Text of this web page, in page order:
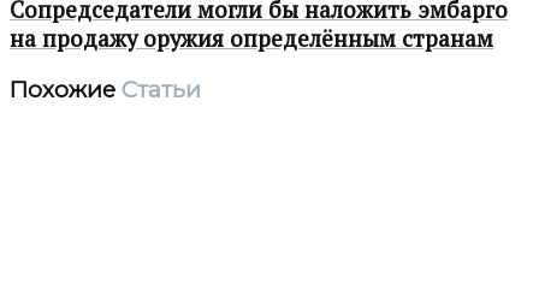
Сопредседатели могли бы наложить эмбарго
на продажу оружия определённым странам
Похожие Статьи